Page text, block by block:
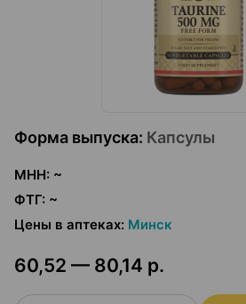
Форма выпуска: Капсулы
МНН: ~
ФТГ: ~
Цены в аптеках: Минск
60,52 — 80,14 р.